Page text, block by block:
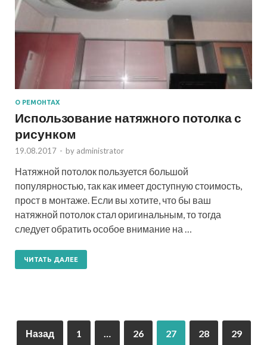
О РЕМОНТАХ
Использование натяжного потолка с
рисунком
19.08.2017 - by administrator
Натяжной потолок пользуется большой
популярностью, так как имеет доступную стоимость,
прост в монтаже. Если вы хотите, что бы ваш
натяжной потолок стал оригинальным, то тогда
следует обратить особое внимание на …
ЧИТАТЬ ДАЛЕЕ
Назад 1 26 27 28 29